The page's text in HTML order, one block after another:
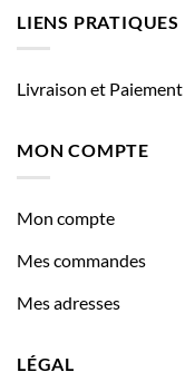
LIENS PRATIQUES
Livraison et Paiement
MON COMPTE
Mon compte
Mes commandes
Mes adresses
LÉGAL